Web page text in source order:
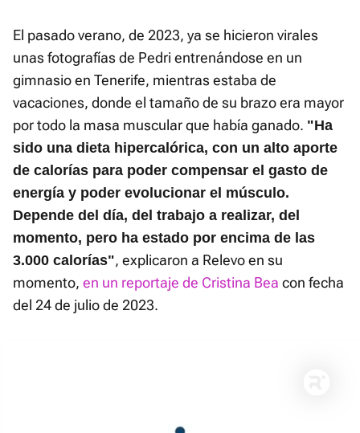
El pasado verano, de 2023, ya se hicieron virales
unas fotografías de Pedri entrenándose en un
gimnasio en Tenerife, mientras estaba de
vacaciones, donde el tamaño de su brazo era mayor
por todo la masa muscular que había ganado. "Ha
sido una dieta hipercalórica, con un alto aporte
de calorías para poder compensar el gasto de
energía y poder evolucionar el músculo.
Depende del día, del trabajo a realizar, del
momento, pero ha estado por encima de las
3.000 calorías", explicaron a Relevo en su
momento, en un reportaje de Cristina Bea con fecha
del 24 de julio de 2023.